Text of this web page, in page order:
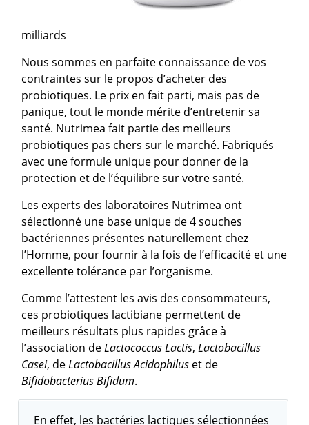
milliards
Nous sommes en parfaite connaissance de vos
contraintes sur le propos d’acheter des
probiotiques. Le prix en fait parti, mais pas de
panique, tout le monde mérite d’entretenir sa
santé. Nutrimea fait partie des meilleurs
probiotiques pas chers sur le marché. Fabriqués
avec une formule unique pour donner de la
protection et de l’équilibre sur votre santé.
Les experts des laboratoires Nutrimea ont
sélectionné une base unique de 4 souches
bactériennes présentes naturellement chez
l’Homme, pour fournir à la fois de l’efficacité et une
excellente tolérance par l’organisme.
Comme l’attestent les avis des consommateurs,
ces probiotiques lactibiane permettent de
meilleurs résultats plus rapides grâce à
l’association deLactococcus Lactis,Lactobacillus
Casei, deLactobacillus Acidophilus et de
Bifidobacterius Bifidum.
En effet, les bactéries lactiques sélectionnées